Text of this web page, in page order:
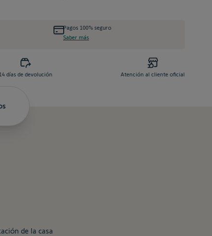
Pagos 100% seguro
Saber más
14 días de devolución Atención al cliente oficial
de la casa